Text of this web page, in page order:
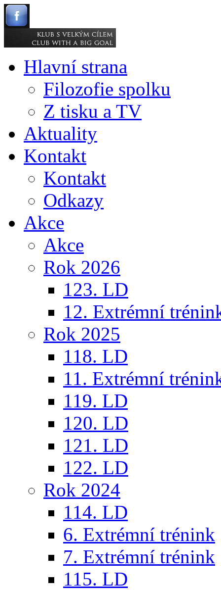
Hlavní strana
Filozofie spolku
Z tisku a TV
Aktuality
Kontakt
Kontakt
Odkazy
Akce
Akce
Rok 2026
123. LD
12. Extrémní
Rok 2025
118. LD
11. Extrémní
119. LD
120. LD
121. LD
122. LD
Rok 2024
114. LD
6. Extrémní trénink
7. Extrémní trénink
115. LD